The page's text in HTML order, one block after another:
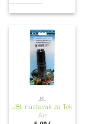
JBL
JBL nastavak za Tek
Air